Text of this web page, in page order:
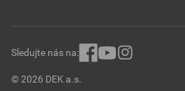
© 2026 DEK a.s.
Sledujte nás na: